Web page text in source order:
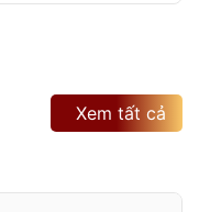
Xem tất cả